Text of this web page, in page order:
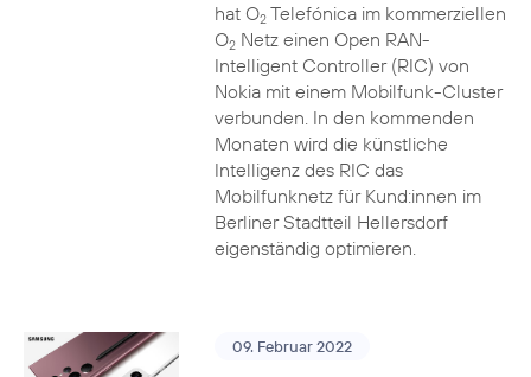
hat O2Telefónica im kommerziellen
O2Netz einen Open RAN-
Intelligent Controller (RIC) von
Nokia mit einem Mobilfunk-Cluster
verbunden. In den kommenden
Monaten wird die künstliche
Intelligenz des RIC das
Mobilfunknetz für Kund:innen im
Berliner Stadtteil Hellersdorf
eigenständig optimieren.
09. Februar 2022